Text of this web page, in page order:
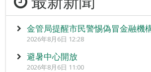
金管局提醒市民警惕偽冒金融機
2026年8月6日 12:28
避暑中心開放
2026年8月6日 11:00